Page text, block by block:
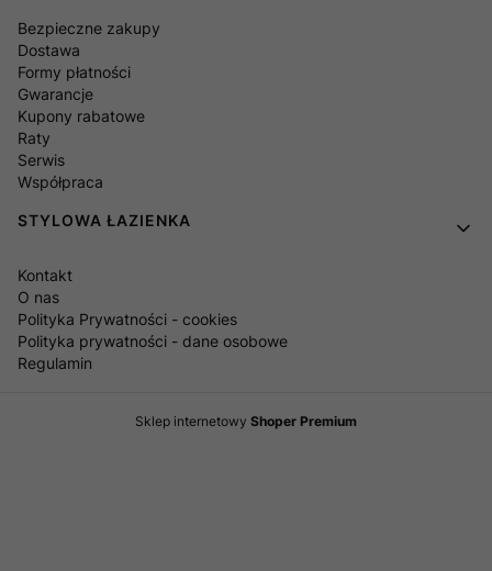
Bezpieczne zakupy
Dostawa
Formy płatności
Gwarancje
Kupony rabatowe
Raty
Serwis
Współpraca
STYLOWA ŁAZIENKA
Kontakt
O nas
Polityka Prywatności - cookies
Polityka prywatności - dane osobowe
Regulamin
Sklep internetowy Shoper Premium